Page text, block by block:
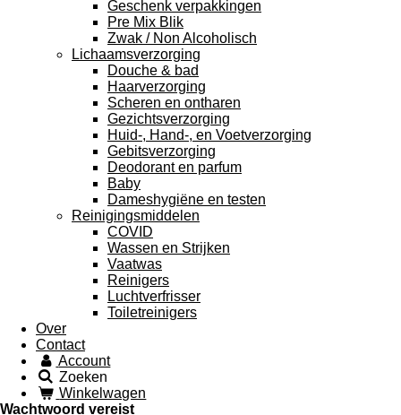
Geschenk verpakkingen
Pre Mix Blik
Zwak / Non Alcoholisch
Lichaamsverzorging
Douche & bad
Haarverzorging
Scheren en ontharen
Gezichtsverzorging
Huid-, Hand-, en Voetverzorging
Gebitsverzorging
Deodorant en parfum
Baby
Dameshygiëne en testen
Reinigingsmiddelen
COVID
Wassen en Strijken
Vaatwas
Reinigers
Luchtverfrisser
Toiletreinigers
Over
Contact
Account
Zoeken
Winkelwagen
Wachtwoord vereist